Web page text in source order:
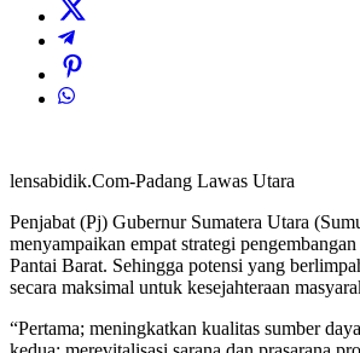
lensabidik.Com-Padang Lawas Utara
Penjabat (Pj) Gubernur Sumatera Utara
menyampaikan empat strategi
Pantai Barat. Sehingga potensi yang
secara maksimal untuk kesejahteraan
“Pertama; meningkatkan kualitas sumber